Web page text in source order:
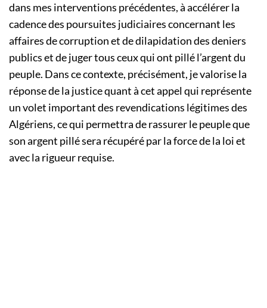
dans mes interventions précédentes, à accélérer la
cadence des poursuites judiciaires concernant les
affaires de corruption et de dilapidation des deniers
publics et de juger tous ceux qui ont pillé l’argent du
peuple. Dans ce contexte, précisément, je valorise la
réponse de la justice quant à cet appel qui représente
un volet important des revendications légitimes des
Algériens, ce qui permettra de rassurer le peuple que
son argent pillé sera récupéré par la force de la loi et
avec la rigueur requise.